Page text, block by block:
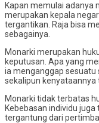
Kapan memulai adanya
merupakan kepala
tergantikan. Raja bisa
sebagainya.
Monarki merupakan
keputusan. Apa yang
ia menganggap sesuatu
sekalipun kenyataannya
Monarki tidak terbatas
Kebebasan individu
tergantung dari